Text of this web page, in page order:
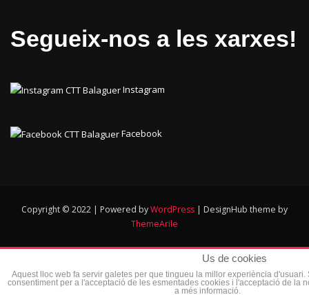
Segueix-nos a les xarxes!
Instagram
Facebook
Copyright © 2022 | Powered byWordPress | DesignHub theme by
ThemeArile
Us de cookies
Aquest lloc web fa servir galetes per que tingueu la millor experiència
consentiment per a l'acceptació de les esmentades cookies i l'acceptació de la
a més informació.